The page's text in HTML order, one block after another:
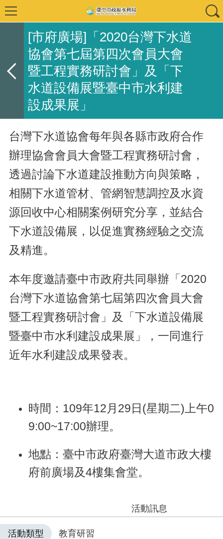
[市府廣場]「2020台灣下水道
協會第七屆第四次會員大會
暨工程實務研討會」及「下
水道設備展暨臺中市水利建
設成果展」
台灣下水道協會每年與各縣市政府合作
辦理協會會員大會暨工程實務研討會，
透過討論下水道建設推動方向與策略，
相關下水道管材、管網智慧調控及水資
源回收中心相關案例研究分享，並結合
下水道設備展，以促進實務經驗之交流
及精進。
本年度邀請臺中市政府共同舉辦「2020
台灣下水道協會第七屆第四次會員大會
暨工程實務研討會」及「下水道設備展
暨臺中市水利建設成果展」，一同進行
近年水利建設成果發表。
時間：109年12月29日(星期二)上午0
9:00~17:00辦理。
地點：臺中市政府臺灣大道市政大樓
府前廣場及4樓集會堂。
活動訊息
活動類型 教育研習